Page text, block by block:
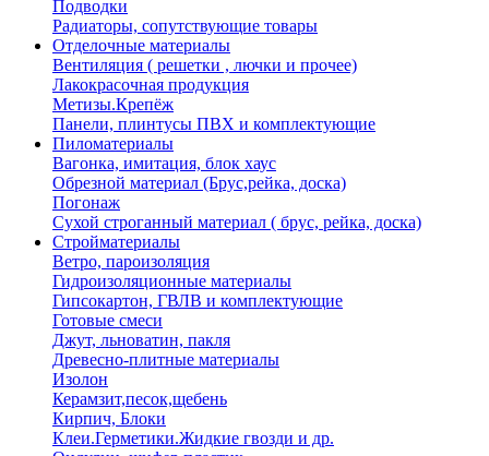
Подводки
Радиаторы, сопутствующие товары
Отделочные материалы
Вентиляция ( решетки , лючки и прочее)
Лакокрасочная продукция
Метизы.Крепёж
Панели, плинтусы ПВХ и комплектующие
Пиломатериалы
Вагонка, имитация, блок хаус
Обрезной материал (Брус,рейка, доска)
Погонаж
Сухой строганный материал ( брус, рейка, доска)
Стройматериалы
Ветро, пароизоляция
Гидроизоляционные материалы
Гипсокартон, ГВЛВ и комплектующие
Готовые смеси
Джут, льноватин, пакля
Древесно-плитные материалы
Изолон
Керамзит,песок,щебень
Кирпич, Блоки
Клеи.Герметики.Жидкие гвозди и др.